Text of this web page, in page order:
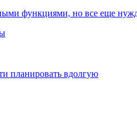
функциями, но все еще
планировать вдолгую